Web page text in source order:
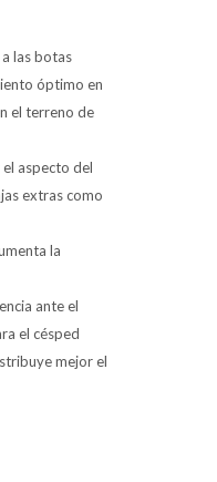
las botas
óptimo en
el terreno de
aspecto del
extras como
la
ante el
el césped
mejor el